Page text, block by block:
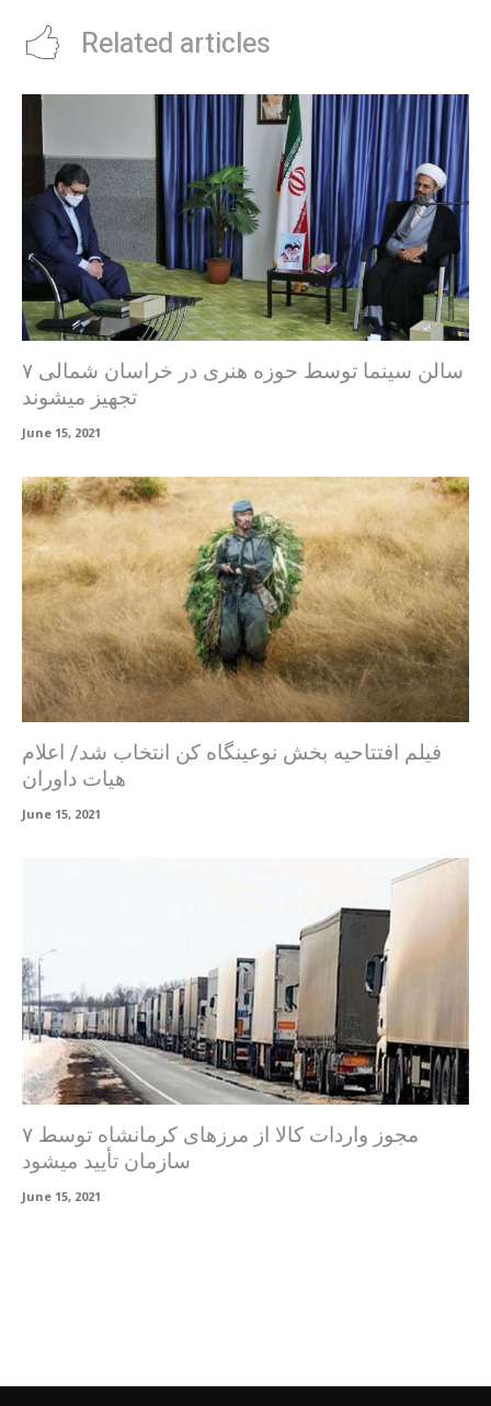
Related articles
۷ سالن سینما توسط حوزه هنری در خراسان شمالی
تجهیز میشوند
June 15, 2021
فیلم افتتاحیه بخش نوعینگاه کن انتخاب شد/ اعلام
هیات داوران
June 15, 2021
مجوز واردات کالا از مرزهای کرمانشاه توسط ۷
سازمان تأیید میشود
June 15, 2021